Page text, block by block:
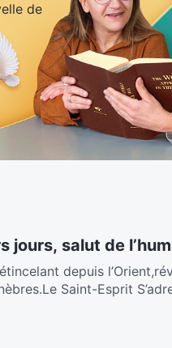
de
jours, salut de
depuis
Saint-Esprit